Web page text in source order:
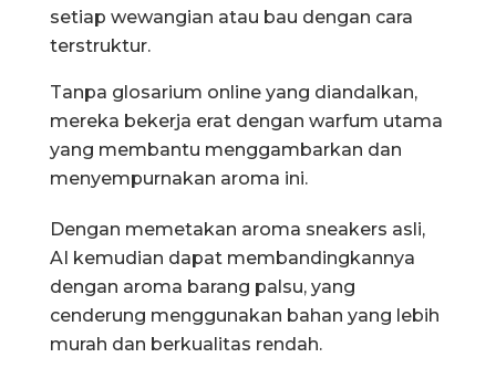
setiap wewangian atau bau dengan cara
terstruktur.
Tanpa glosarium online yang diandalkan,
mereka bekerja erat dengan warfum utama
yang membantu menggambarkan dan
menyempurnakan aroma ini.
Dengan memetakan aroma sneakers asli,
AI kemudian dapat membandingkannya
dengan aroma barang palsu, yang
cenderung menggunakan bahan yang lebih
murah dan berkualitas rendah.